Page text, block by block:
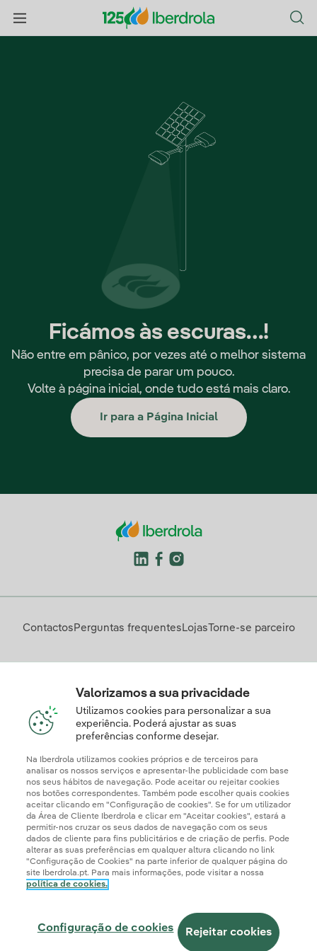
Ficámos às escuras…!
Não entre em pânico, por vezes até o melhor sistema
precisa de parar um pouco.
Volte à página inicial, onde tudo está mais claro.
Ir para a Página Inicial
Contactos Perguntas frequentes LojasTorne-se parceiro
Política de PrivacidadeConfiguração de Cookies
Canal de DenúnciasAcessibilidade Segurança da informação
Iberdrola.com
Valorizamos a sua privacidade
Utilizamos cookies para personalizar a sua
experiência. Poderá ajustar as suas
preferências conforme desejar.
Na Iberdrola utilizamos cookies próprios e de terceiros para
analisar os nossos serviços e apresentar-lhe publicidade com base
nos seus hábitos de navegação. Pode aceitar ou rejeitar cookies
nos botões correspondentes. Também pode escolher quais cookies
aceitar clicando em "Configuração de cookies". Se for um utilizador
da Área de Cliente Iberdrola e clicar em "Aceitar cookies", estará a
permitir-nos cruzar os seus dados de navegação com os seus
dados de cliente para fins publicitários e de criação de perfis. Pode
alterar as suas preferências em qualquer altura clicando no link
"Configuração de Cookies" na parte inferior de qualquer página do
site Iberdrola.pt. Para mais informações, pode visitar a nossa
política de cookies.
Configuração de cookies Rejeitar cookies